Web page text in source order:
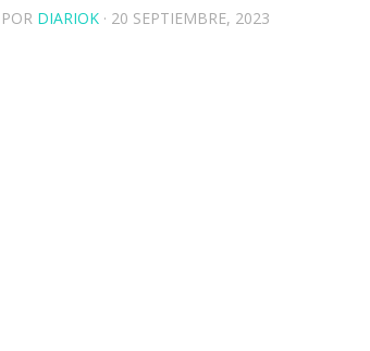
POR DIARIOK · 20 SEPTIEMBRE, 2023